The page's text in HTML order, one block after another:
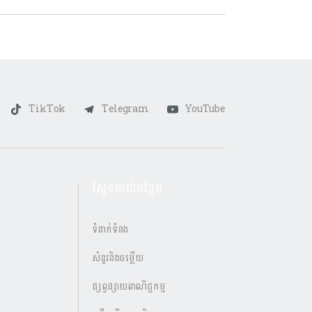
TikTok Telegram YouTube
ទំនាក់ទំនង
សំនួរនិងចម្លើយ
ផ្សព្វផ្សាយពាណិជ្ជកម្ម